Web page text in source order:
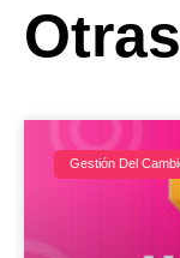
Gestión Del